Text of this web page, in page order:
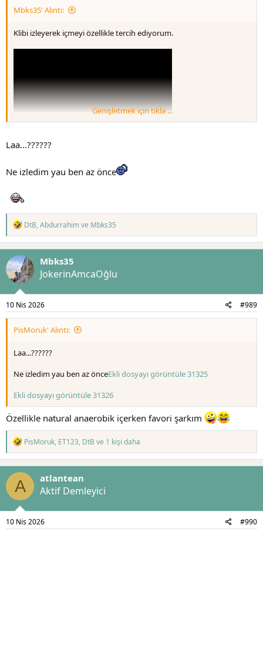
Mbks35' Alıntı:
Klibi izleyerek içmeyi özellikle tercih ediyorum.
Genişletmek için tıkla ...
Laa...??????
Ne izledim yau ben az önce
T
p
k
i
l
e
DtB,Abdurrahimve Mbks35
Mbks35
JokerinAmcaOğlu
10 Nis 2026 #989
PisMoruk' Alıntı:
Laa...??????
Ne izledim yau ben az önceEkli dosyayı görüntüle 31325
Ekli dosyayı görüntüle 31326
Özellikle natural anaerobik içerken favori şarkım
T
p
k
l
e
PisMoruk, ET123, DtB ve 1 kişi daha
A atlantean
Aktif Demleyici
10 Nis 2026 #990